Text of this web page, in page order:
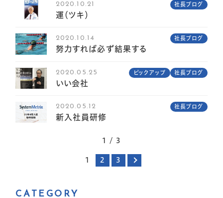
CATEGORY
2020.10.21 社長ブログ
運（ツキ）
2020.10.14 社長ブログ
努力すれば必ず結果する
2020.05.25 ピックアップ 社長ブログ
いい会社
2020.05.12 社長ブログ
新入社員研修
1 / 3
1 2 3